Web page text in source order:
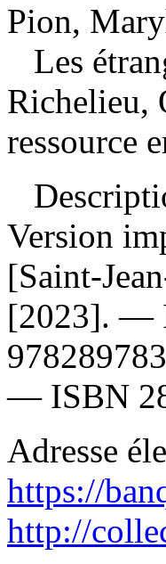
Pion,
Les
Richelieu,
ressource
Version
[Saint-
[2023]. —
— ISBN
Adresse
https://
http://